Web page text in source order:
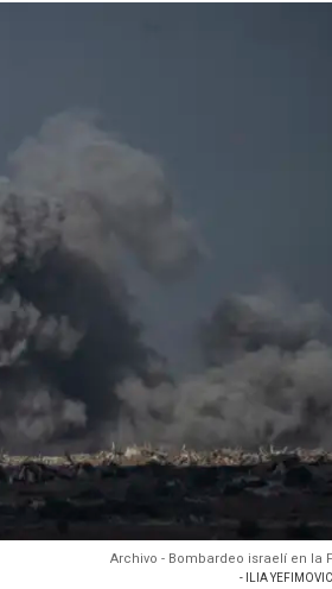
Archivo - Bombardeo israelí en la
- ILIA